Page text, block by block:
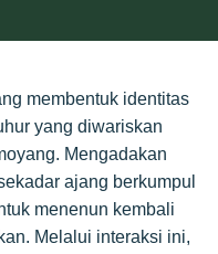
membentuk identitas
yang diwariskan
Mengadakan
ajang berkumpul
menenun kembali
Melalui interaksi ini,